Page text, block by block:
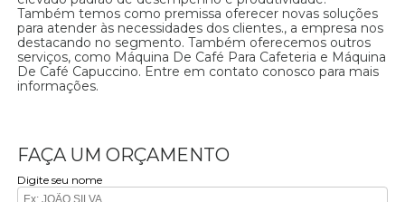
Também temos como premissa oferecer novas soluções
para atender às necessidades dos clientes., a empresa nos
destacando no segmento. Também oferecemos outros
serviços, como Máquina De Café Para Cafeteria e Máquina
De Café Capuccino. Entre em contato conosco para mais
informações.
FAÇA UM ORÇAMENTO
Digite seu nome